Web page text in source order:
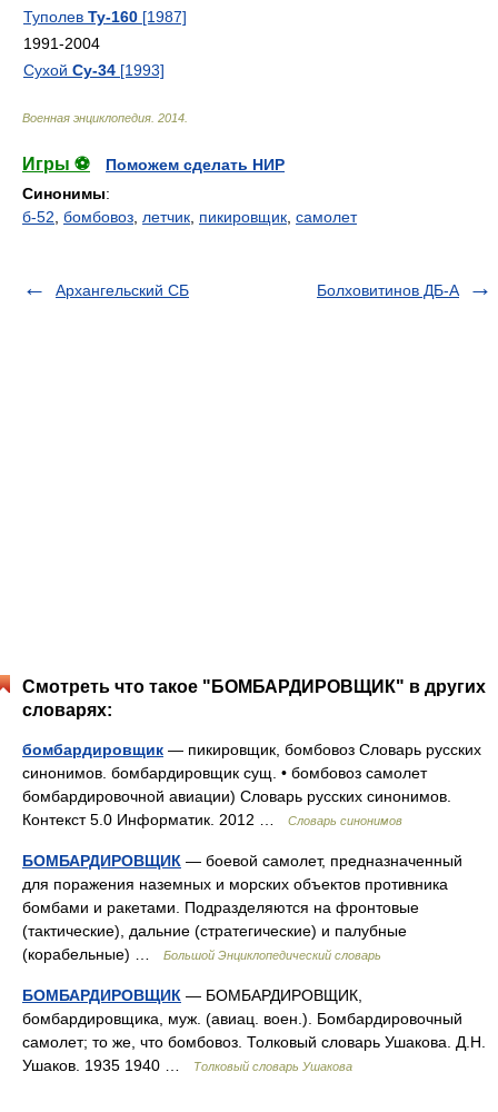
Туполев Ту-160 [1987]
1991-2004
Сухой Су-34 [1993]
Военная энциклопедия 2014
Игры ⚽
Поможем сделать НИР
Синонимы:
б-52 бомбовоз летчик пикировщик самолет
Архангельский СБ Болховитинов ДБ-А
Смотреть что такое "БОМБАРДИРОВЩИК" в других
словарях:
бомбардировщик — пикировщик, бомбовоз Словарь русских
синонимов. бомбардировщик сущ. • бомбовоз самолет
бомбардировочной авиации) Словарь русских синонимов.
Контекст 5.0 Информатик. 2012 …
Словарь синонимов
БОМБАРДИРОВЩИК — боевой самолет, предназначенный
для поражения наземных и морских объектов противника
бомбами и ракетами. Подразделяются на фронтовые
(тактические), дальние (стратегические) и палубные
(корабельные) …
Большой Энциклопедический словарь
БОМБАРДИРОВЩИК — БОМБАРДИРОВЩИК,
бомбардировщика, муж. (авиац. воен.). Бомбардировочный
самолет; то же, что бомбовоз. Толковый словарь Ушакова. Д.Н.
Ушаков. 1935 1940 …
Толковый словарь Ушакова